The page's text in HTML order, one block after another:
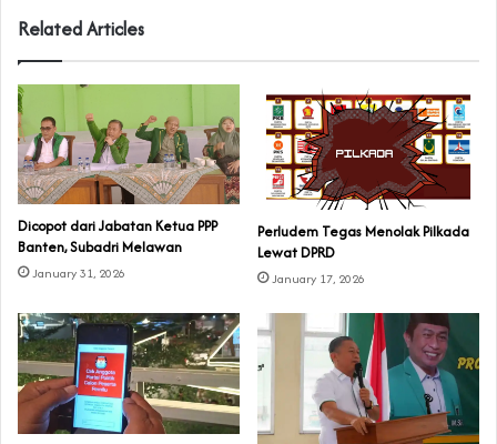
Related Articles
Dicopot dari Jabatan Ketua PPP
Banten, Subadri Melawan
January 31, 2026
Perludem Tegas Menolak Pilkada
Lewat DPRD
January 17, 2026